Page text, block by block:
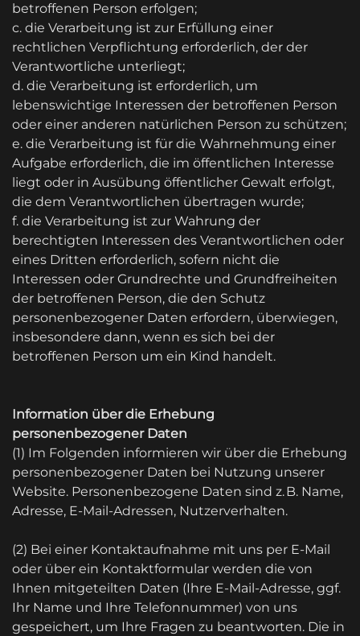
betroffenen Person erfolgen;
c. die Verarbeitung ist zur Erfüllung einer
rechtlichen Verpflichtung erforderlich, der der
Verantwortliche unterliegt;
d. die Verarbeitung ist erforderlich, um
lebenswichtige Interessen der betroffenen Person
oder einer anderen natürlichen Person zu schützen;
e. die Verarbeitung ist für die Wahrnehmung einer
Aufgabe erforderlich, die im öffentlichen Interesse
liegt oder in Ausübung öffentlicher Gewalt erfolgt,
die dem Verantwortlichen übertragen wurde;
f. die Verarbeitung ist zur Wahrung der
berechtigten Interessen des Verantwortlichen oder
eines Dritten erforderlich, sofern nicht die
Interessen oder Grundrechte und Grundfreiheiten
der betroffenen Person, die den Schutz
personenbezogener Daten erfordern, überwiegen,
insbesondere dann, wenn es sich bei der
betroffenen Person um ein Kind handelt.
Information über die Erhebung
personenbezogener Daten
(1) Im Folgenden informieren wir über die Erhebung
personenbezogener Daten bei Nutzung unserer
Website. Personenbezogene Daten sind z. B. Name,
Adresse, E-Mail-Adressen, Nutzerverhalten.
(2) Bei einer Kontaktaufnahme mit uns per E-Mail
oder über ein Kontaktformular werden die von
Ihnen mitgeteilten Daten (Ihre E-Mail-Adresse, ggf.
Ihr Name und Ihre Telefonnummer) von uns
gespeichert, um Ihre Fragen zu beantworten. Die in